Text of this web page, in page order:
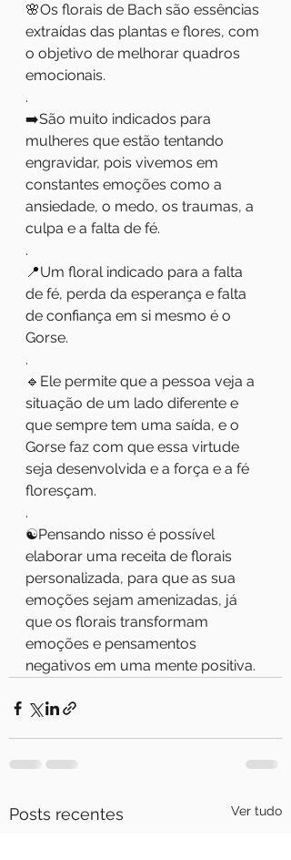
🌸Os florais de Bach são essências
extraídas das plantas e flores, com
o objetivo de melhorar quadros
emocionais.
.
➡️São muito indicados para
mulheres que estão tentando
engravidar, pois vivemos em
constantes emoções como a
ansiedade, o medo, os traumas, a
culpa e a falta de fé.
.
📍Um floral indicado para a falta
de fé, perda da esperança e falta
de confiança em si mesmo é o
Gorse.
.
🔹️Ele permite que a pessoa veja a
situação de um lado diferente e
que sempre tem uma saída, e o
Gorse faz com que essa virtude
seja desenvolvida e a força e a fé
floresçam.
.
☯️Pensando nisso é possível
elaborar uma receita de florais
personalizada, para que as sua
emoções sejam amenizadas, já
que os florais transformam
emoções e pensamentos
negativos em uma mente positiva.
Posts recentes Ver tudo